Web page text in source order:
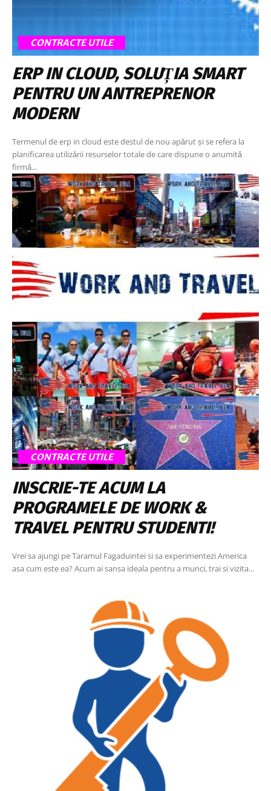
CONTRACTE UTILE
ERP IN CLOUD, SOLUȚIA SMART
PENTRU UN ANTREPRENOR
MODERN
Termenul de erp in cloud este destul de nou apărut și se refera la
planificarea utilizării resurselor totale de care dispune o anumită
firmă...
CONTRACTE UTILE
INSCRIE-TE ACUM LA
PROGRAMELE DE WORK &
TRAVEL PENTRU STUDENTI!
Vrei sa ajungi pe Taramul Fagaduintei si sa experimentezi America
asa cum este ea? Acum ai sansa ideala pentru a munci, trai si vizita...